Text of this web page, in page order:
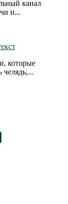
канал
и...
которые
челядь,...